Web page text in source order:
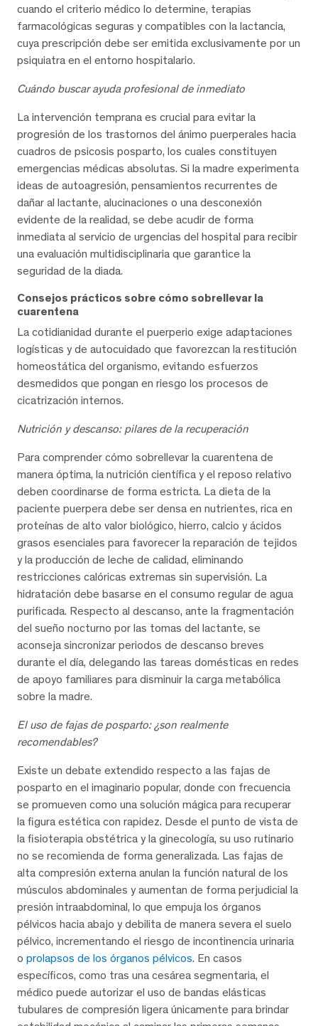
cuando el criterio médico lo determine, terapias
farmacológicas seguras y compatibles con la lactancia,
cuya prescripción debe ser emitida exclusivamente por un
psiquiatra en el entorno hospitalario.
Cuándo buscar ayuda profesional de inmediato
La intervención temprana es crucial para evitar la
progresión de los trastornos del ánimo puerperales hacia
cuadros de psicosis posparto, los cuales constituyen
emergencias médicas absolutas. Si la madre experimenta
ideas de autoagresión, pensamientos recurrentes de
dañar al lactante, alucinaciones o una desconexión
evidente de la realidad, se debe acudir de forma
inmediata al servicio de urgencias del hospital para recibir
una evaluación multidisciplinaria que garantice la
seguridad de la diada.
Consejos prácticos sobre cómo sobrellevar la
cuarentena
La cotidianidad durante el puerperio exige adaptaciones
logísticas y de autocuidado que favorezcan la restitución
homeostática del organismo, evitando esfuerzos
desmedidos que pongan en riesgo los procesos de
cicatrización internos.
Nutrición y descanso: pilares de la recuperación
Para comprender cómo sobrellevar la cuarentena de
manera óptima, la nutrición científica y el reposo relativo
deben coordinarse de forma estricta. La dieta de la
paciente puerpera debe ser densa en nutrientes, rica en
proteínas de alto valor biológico, hierro, calcio y ácidos
grasos esenciales para favorecer la reparación de tejidos
y la producción de leche de calidad, eliminando
restricciones calóricas extremas sin supervisión. La
hidratación debe basarse en el consumo regular de agua
purificada. Respecto al descanso, ante la fragmentación
del sueño nocturno por las tomas del lactante, se
aconseja sincronizar periodos de descanso breves
durante el día, delegando las tareas domésticas en redes
de apoyo familiares para disminuir la carga metabólica
sobre la madre.
El uso de fajas de posparto: ¿son realmente
recomendables?
Existe un debate extendido respecto a las fajas de
posparto en el imaginario popular, donde con frecuencia
se promueven como una solución mágica para recuperar
la figura estética con rapidez. Desde el punto de vista de
la fisioterapia obstétrica y la ginecología, su uso rutinario
no se recomienda de forma generalizada. Las fajas de
alta compresión externa anulan la función natural de los
músculos abdominales y aumentan de forma perjudicial la
presión intraabdominal, lo que empuja los órganos
pélvicos hacia abajo y debilita de manera severa el suelo
pélvico, incrementando el riesgo de incontinencia urinaria
o prolapsos de los órganos pélvicos. En casos
específicos, como tras una cesárea segmentaria, el
médico puede autorizar el uso de bandas elásticas
tubulares de compresión ligera únicamente para brindar